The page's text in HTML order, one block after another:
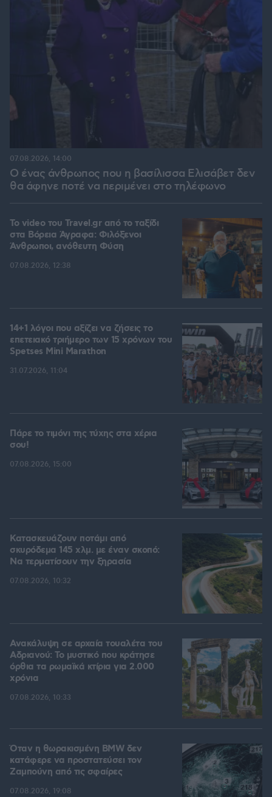
Ο ένας άνθρωπος που η βασίλισσα Ελισάβετ δεν
θα άφηνε ποτέ να περιμένει στο τηλέφωνο
07.08.2026, 14:00
To video του Travel.gr από το ταξίδι
στα Βόρεια Άγραφα: Φιλόξενοι
Άνθρωποι, ανόθευτη Φύση
07.08.2026, 12:38
14+1 λόγοι που αξίζει να ζήσεις το
επετειακό τριήμερο των 15 χρόνων του
Spetses Mini Marathon
31.07.2026, 11:04
Πάρε το τιμόνι της τύχης στα χέρια
σου!
07.08.2026, 15:00
Κατασκευάζουν ποτάμι από
σκυρόδεμα 145 χλμ. με έναν σκοπό:
Να τερματίσουν την ξηρασία
07.08.2026, 10:32
Ανακάλυψη σε αρχαία τουαλέτα του
Αδριανού: Το μυστικό που κράτησε
όρθια τα ρωμαϊκά κτίρια για 2.000
χρόνια
07.08.2026, 10:33
Όταν η θωρακισμένη BMW δεν
κατάφερε να προστατεύσει τον
Ζαμπούνη από τις σφαίρες
07.08.2026, 19:08